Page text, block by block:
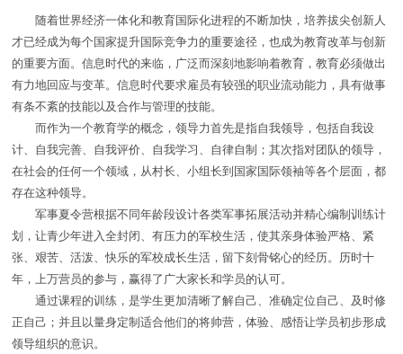
随着世界经济一体化和教育国际化进程的不断加快，培养拔尖创新人
才已经成为每个国家提升国际竞争力的重要途径，也成为教育改革与创新
的重要方面。信息时代的来临，广泛而深刻地影响着教育，教育必须做出
有力地回应与变革。信息时代要求雇员有较强的职业流动能力，具有做事
有条不紊的技能以及合作与管理的技能。
而作为一个教育学的概念，领导力首先是指自我领导，包括自我设
计、自我完善、自我评价、自我学习、自律自制；其次指对团队的领导，
在社会的任何一个领域，从村长、小组长到国家国际领袖等各个层面，都
存在这种领导。
军事夏令营根据不同年龄段设计各类军事拓展活动并精心编制训练计
划，让青少年进入全封闭、有压力的军校生活，使其亲身体验严格、紧
张、艰苦、活泼、快乐的军校成长生活，留下刻骨铭心的经历。历时十
年，上万营员的参与，赢得了广大家长和学员的认可。
通过课程的训练，是学生更加清晰了解自己、准确定位自己、及时修
正自己；并且以量身定制适合他们的将帅营，体验、感悟让学员初步形成
领导组织的意识。